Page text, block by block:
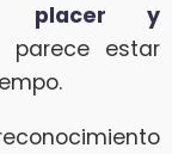
placer y
parece estar